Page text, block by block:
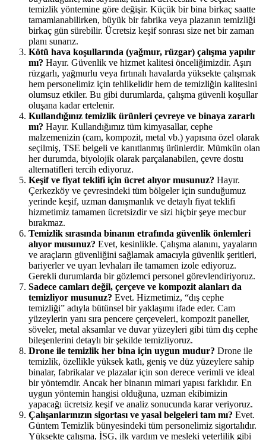
temizlik yöntemine göre değişir. Küçük bir bina birkaç saatte
tamamlanabilirken, büyük bir fabrika veya plazanın temizliği
birkaç gün sürebilir. Ücretsiz keşif sonrası size net bir zaman
planı sunarız.
Kötü hava koşullarında (yağmur, rüzgar) çalışma yapılır
mı? Hayır. Güvenlik ve hizmet kalitesi önceliğimizdir. Aşırı
rüzgarlı, yağmurlu veya fırtınalı havalarda yüksekte çalışmak
hem personelimiz için tehlikelidir hem de temizliğin kalitesini
olumsuz etkiler. Bu gibi durumlarda, çalışma güvenli koşullar
oluşana kadar ertelenir.
Kullandığınız temizlik ürünleri çevreye ve binaya zararlı
mı? Hayır. Kullandığımız tüm kimyasallar, cephe
malzemenizin (cam, kompozit, metal vb.) yapısına özel olarak
seçilmiş, TSE belgeli ve kanıtlanmış ürünlerdir. Mümkün olan
her durumda, biyolojik olarak parçalanabilen, çevre dostu
alternatifleri tercih ediyoruz.
Keşif ve fiyat teklifi için ücret alıyor musunuz? Hayır.
Çerkezköy ve çevresindeki tüm bölgeler için sunduğumuz
yerinde keşif, uzman danışmanlık ve detaylı fiyat teklifi
hizmetimiz tamamen ücretsizdir ve sizi hiçbir şeye mecbur
bırakmaz.
Temizlik sırasında binanın etrafında güvenlik önlemleri
alıyor musunuz? Evet, kesinlikle. Çalışma alanını, yayaların
ve araçların güvenliğini sağlamak amacıyla güvenlik şeritleri,
bariyerler ve uyarı levhaları ile tamamen izole ediyoruz.
Gerekli durumlarda bir gözlemci personel görevlendiriyoruz.
Sadece camları değil, çerçeve ve kompozit alanları da
temizliyor musunuz? Evet. Hizmetimiz, “dış cephe
temizliği” adıyla bütünsel bir yaklaşımı ifade eder. Cam
yüzeylerin yanı sıra pencere çerçeveleri, kompozit paneller,
söveler, metal aksamlar ve duvar yüzeyleri gibi tüm dış cephe
bileşenlerini detaylı bir şekilde temizliyoruz.
Drone ile temizlik her bina için uygun mudur? Drone ile
temizlik, özellikle yüksek katlı, geniş ve düz yüzeylere sahip
binalar, fabrikalar ve plazalar için son derece verimli ve ideal
bir yöntemdir. Ancak her binanın mimari yapısı farklıdır. En
uygun yöntemin hangisi olduğuna, uzman ekibimizin
yapacağı ücretsiz keşif ve analiz sonucunda karar veriyoruz.
Çalışanlarınızın sigortası ve yasal belgeleri tam mı? Evet.
Güntem Temizlik bünyesindeki tüm personelimiz sigortalıdır.
Yüksekte çalışma, İSG, ilk yardım ve mesleki yeterlilik gibi